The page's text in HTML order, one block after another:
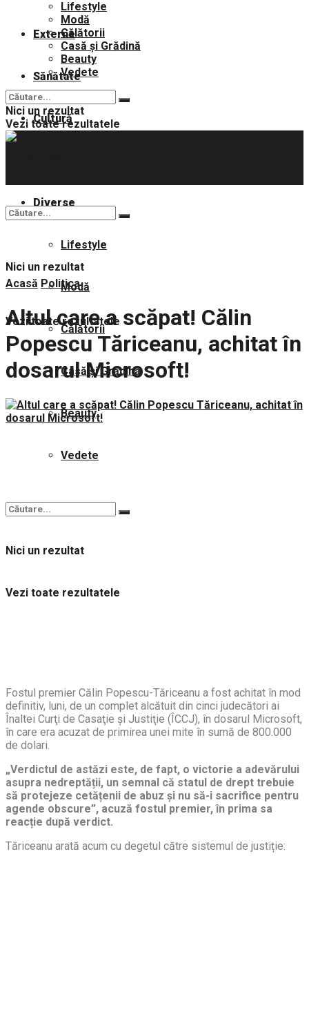
Externe
Sănătate
Cultură
Diverse
Lifestyle
Modă
Călătorii
Casă și Grădină
Beauty
Vedete
Nici un rezultat
Vezi toate rezultatele
Lifestyle
Modă
Călătorii
Casă și Grădină
Beauty
Vedete
Nici un rezultat
Vezi toate rezultatele
Nici un rezultat
Vezi toate rezultatele
Acasă Politica
Altul care a scăpat! Călin
Popescu Tăriceanu, achitat în
dosarul Microsoft!
Fostul premier Călin Popescu-Tăriceanu a fost achitat în mod
definitiv, luni, de un complet alcătuit din cinci judecători ai
Înaltei Curţi de Casaţie şi Justiţie (ÎCCJ), în dosarul Microsoft,
în care era acuzat de primirea unei mite în sumă de 800.000
de dolari.
„Verdictul de astăzi este, de fapt, o victorie a adevărului
asupra nedreptății, un semnal că statul de drept trebuie
să protejeze cetățenii de abuz și nu să-i sacrifice pentru
agende obscure”, acuză fostul premier, în prima sa
reacție după verdict.
Tăriceanu arată acum cu degetul către sistemul de justiție: